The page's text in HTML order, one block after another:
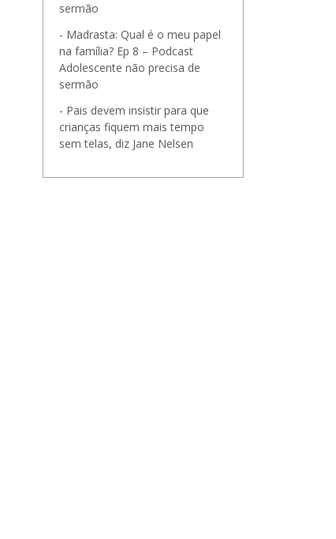
sermão
Madrasta: Qual é o meu papel
na família? Ep 8 – Podcast
Adolescente não precisa de
sermão
Pais devem insistir para que
crianças fiquem mais tempo
sem telas, diz Jane Nelsen